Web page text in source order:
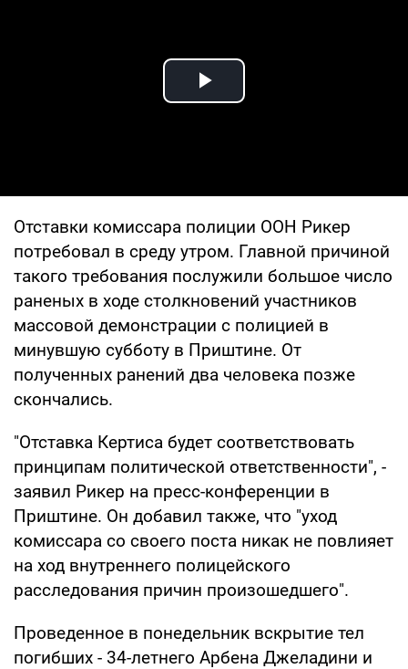
Play Video
Отставки комиссара полиции ООН Рикер
потребовал в среду утром. Главной причиной
такого требования послужили большое число
раненых в ходе столкновений участников
массовой демонстрации с полицией в
минувшую субботу в Приштине. От
полученных ранений два человека позже
скончались.
"Отставка Кертиса будет соответствовать
принципам политической ответственности", -
заявил Рикер на пресс-конференции в
Приштине. Он добавил также, что "уход
комиссара со своего поста никак не повлияет
на ход внутреннего полицейского
расследования причин произошедшего".
Проведенное в понедельник вскрытие тел
погибших - 34-летнего Арбена Джеладини и